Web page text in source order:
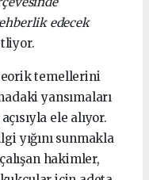
edecek
temellerini
yansımaları
ele alıyor.
yığını sunmakla
hakimler,